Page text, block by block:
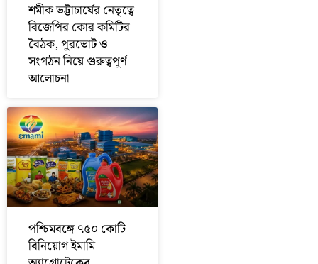
শমীক ভট্টাচার্যের নেতৃত্বে
বিজেপির কোর কমিটির
বৈঠক, পুরভোট ও
সংগঠন নিয়ে গুরুত্বপূর্ণ
আলোচনা
পশ্চিমবঙ্গে ৭৫০ কোটি
বিনিয়োগ ইমামি